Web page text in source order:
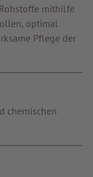
mithilfe
optimal
Pflege der
chemischen